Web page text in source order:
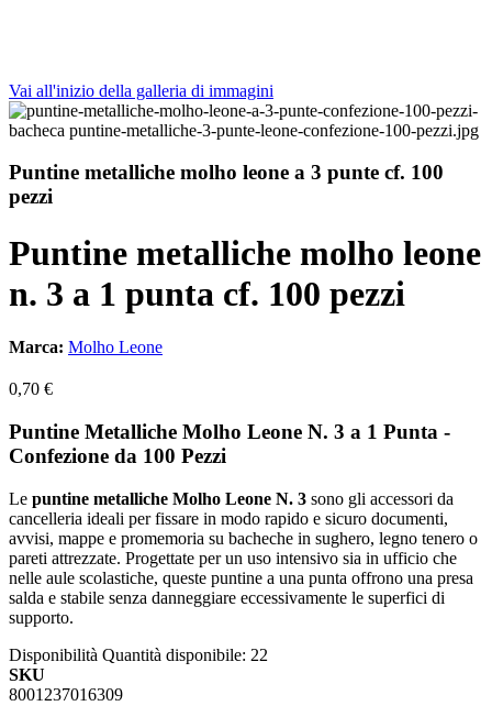
Vai all'inizio della galleria di immagini
Puntine metalliche molho leone a 3 punte cf. 100
pezzi
Puntine metalliche molho leone
n. 3 a 1 punta cf. 100 pezzi
Marca: Molho Leone
0,70 €
Puntine Metalliche Molho Leone N. 3 a 1 Punta -
Confezione da 100 Pezzi
Le puntine metalliche Molho Leone N. 3 sono gli accessori da
cancelleria ideali per fissare in modo rapido e sicuro documenti,
avvisi, mappe e promemoria su bacheche in sughero, legno tenero o
pareti attrezzate. Progettate per un uso intensivo sia in ufficio che
nelle aule scolastiche, queste puntine a una punta offrono una presa
salda e stabile senza danneggiare eccessivamente le superfici di
supporto.
Disponibilità Quantità disponibile: 22
SKU
8001237016309